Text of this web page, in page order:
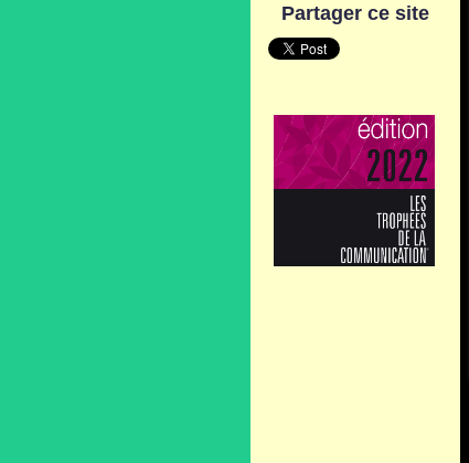
Partager ce site